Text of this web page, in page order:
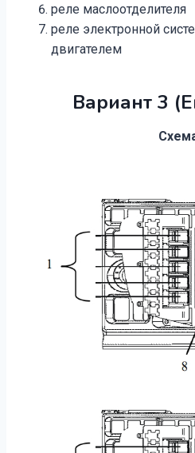
реле маслоотделителя
реле электронной
двигателем
Вариант 3